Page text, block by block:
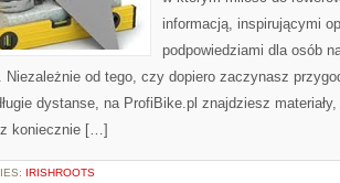
informacją, inspirującymi
podpowiedziami dla osób
Niezależnie od tego, czy dopiero zaczynasz
dystanse, na ProfiBike.pl znajdziesz
koniecznie […]
IRISHROOTS